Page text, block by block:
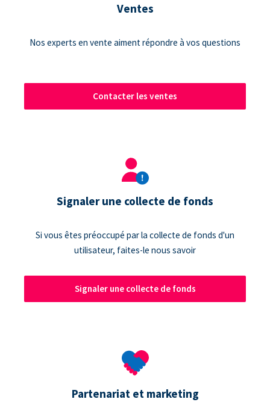
Ventes
Nos experts en vente aiment répondre à vos questions
Contacter les ventes
Signaler une collecte de fonds
Si vous êtes préoccupé par la collecte de fonds d'un
utilisateur, faites-le nous savoir
Signaler une collecte de fonds
Partenariat et marketing